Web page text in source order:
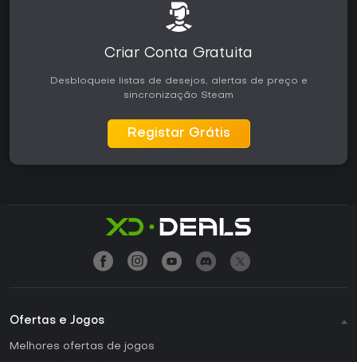
Criar Conta Gratuita
Desbloqueie listas de desejos, alertas de preço e
sincronização Steam
Registar Grátis
Ofertas e Jogos
Melhores ofertas de jogos